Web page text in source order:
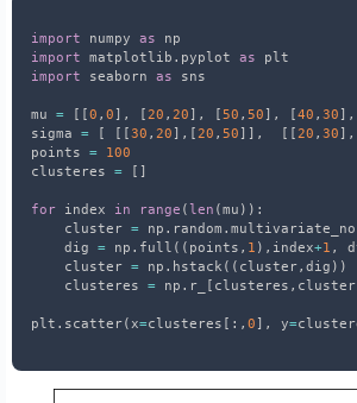
import numpy as
import matplotlib . pyplot as
import seaborn as sns
mu = [ [0 , 0 ] , [20 , 20 ] , [50 , 50 ] , [40 , 30 ] ,
sigma = [ [ [30 , 20 ] , [20 , 50 ] ] , [ [20 , 30 ] ,
points =
100
clusteres = [ ]
for index in range ( len (mu ) ) :
    cluster
= np . random .
    dig
= np . full ( ( points , 1 ) , index+1 ,
    cluster
= np . hstack ( ( cluster, dig ) )
    clusteres
= np . r_ [ clusteres , cluster
plt . scatter(x=clusteres [ : , 0 ] , y=